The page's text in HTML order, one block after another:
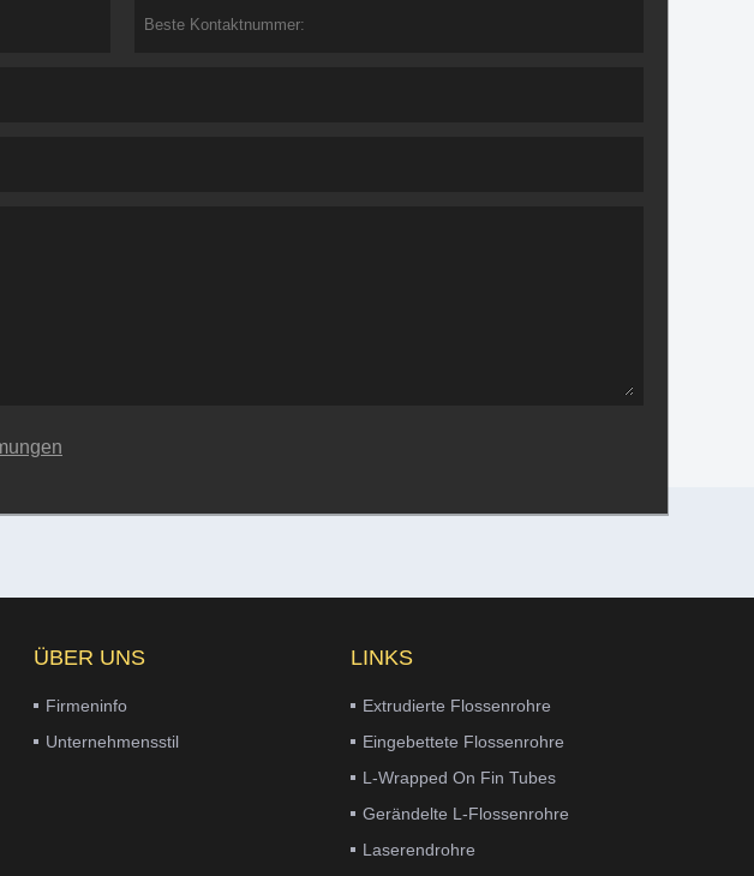
ÜBER UNS
Firmeninfo
Unternehmensstil
LINKS
Extrudierte Flossenrohre
Eingebettete Flossenrohre
L-Wrapped On Fin Tubes
Gerändelte L-Flossenrohre
Laserendrohre